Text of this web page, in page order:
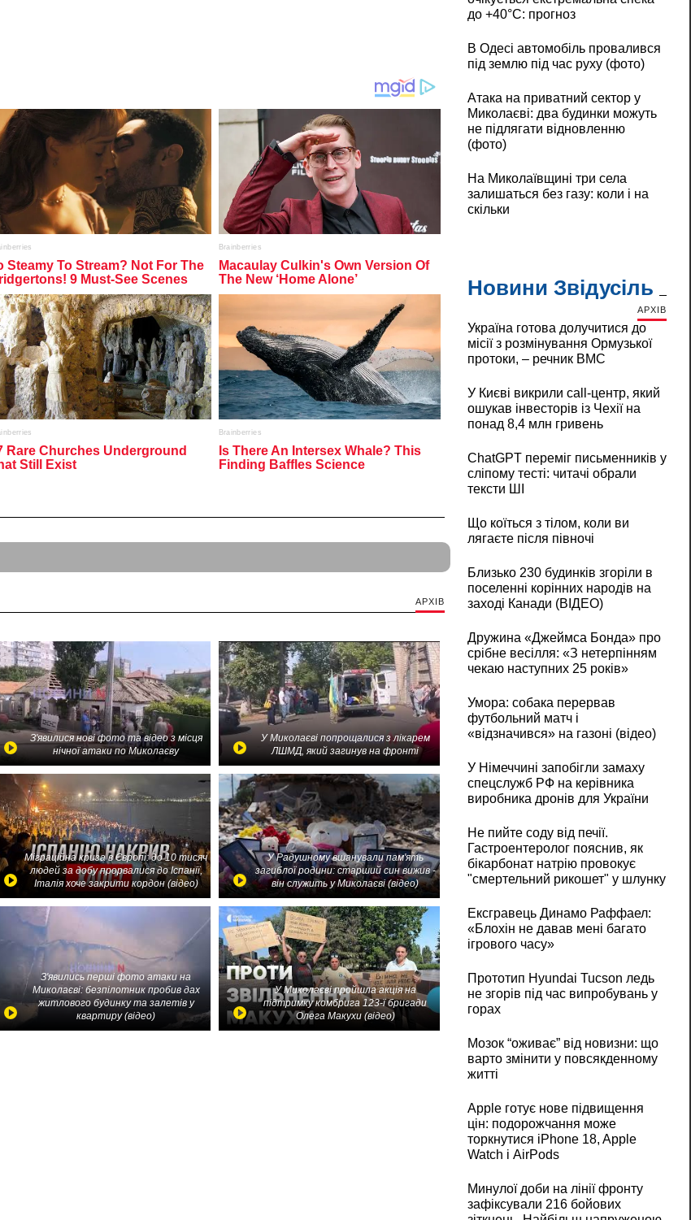
АРХІВ
З'явилися нові фото та відео з місця
нічної атаки по Миколаєву
У Миколаєві попрощалися з лікарем
ЛШМД, який загинув на фронті
Міграційна криза в Європі: до 10 тисяч
людей за добу прорвалися до Іспанії,
Італія хоче закрити кордон (відео)
У Радушному вшанували пам'ять
загиблої родини: старший син вижив -
він служить у Миколаєві (відео)
З'явились перші фото атаки на
Миколаєві: безпілотник пробив дах
житлового будинку та залетів у
квартиру (відео)
У Миколаєві пройшла акція на
підтримку комбрига 123-ї бригади
Олега Макухи (відео)
до +40°C: прогноз
В Одесі автомобіль провалився
під землю під час руху (фото)
Атака на приватний сектор у
Миколаєві: два будинки можуть
не підлягати відновленню
(фото)
На Миколаївщині три села
залишаться без газу: коли і на
скільки
Новини Звідусіль
АРХІВ
Україна готова долучитися до
місії з розмінування Ормузької
протоки, – речник ВМС
У Києві викрили call-центр, який
ошукав інвесторів із Чехії на
понад 8,4 млн гривень
ChatGPT переміг письменників у
сліпому тесті: читачі обрали
тексти ШІ
Що коїться з тілом, коли ви
лягаєте після півночі
Близько 230 будинків згоріли в
поселенні корінних народів на
заході Канади (ВІДЕО)
Дружина «Джеймса Бонда» про
срібне весілля: «З нетерпінням
чекаю наступних 25 років»
Умора: собака перервав
футбольний матч і
«відзначився» на газоні (відео)
У Німеччині запобігли замаху
спецслужб РФ на керівника
виробника дронів для України
Не пийте соду від печії.
Гастроентеролог пояснив, як
бікарбонат натрію провокує
"смертельний рикошет" у шлунку
Ексгравець Динамо Раффаел:
«Блохін не давав мені багато
ігрового часу»
Прототип Hyundai Tucson ледь
не згорів під час випробувань у
горах
Мозок “оживає” від новизни: що
варто змінити у повсякденному
житті
Apple готує нове підвищення
цін: подорожчання може
торкнутися iPhone 18, Apple
Watch і AirPods
Минулої доби на лінії фронту
зафіксували 216 бойових